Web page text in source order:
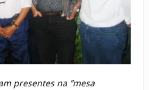
presentes na “mesa